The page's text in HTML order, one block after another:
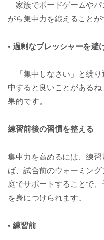
家族でボードゲームやパ
がら集中力を鍛えることが
• 過剰なプレッシャーを避
「集中しなさい」と繰り
中すると良いことがある
果的です。
練習前後の習慣を整える
集中力を高めるには、練習
ば、試合前のウォーミン
庭でサポートすることで
を身につけられます。
• 練習前